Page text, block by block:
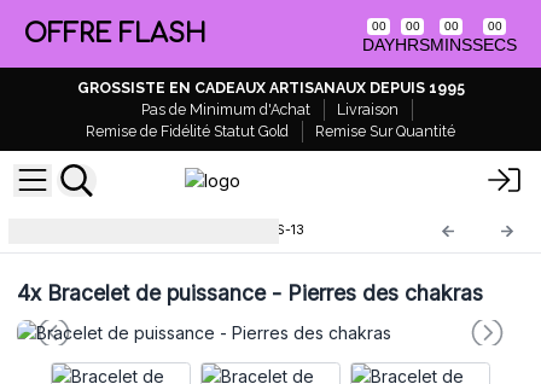
OFFRE FLASH 00
DAY
00
HRS
00
MINS
00
SECS
GROSSISTE EN CADEAUX ARTISANAUX DEPUIS 1995
Pas de Minimum d'Achat
Livraison
Remise de Fidélité Statut Gold
Remise Sur Quantité
AWPS-13
4xBracelet de puissance - Pierres des chakras